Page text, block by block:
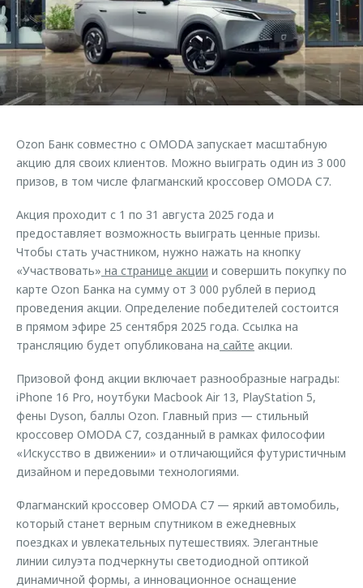
Страхование
Кредитный калькулятор
Аксессуары
Одежда и сувениры
Запчасти
Трейд-ин
Калькулятор трейд-ин
Клиентская поддержка
O&J Автоклуб
Клуб владельцев OMODA
Приложение O&J
Одежда и сувениры
Оригинальные аксессуары
Запчасти
Обратная связь
Ozon Банк совместно с OMODA запускает масштабную
акцию для своих клиентов. Можно выиграть один из 3 000
призов, в том числе флагманский кроссовер OMODA C7.
Акция проходит с 1 по 31 августа 2025 года и
предоставляет возможность выиграть ценные призы.
Чтобы стать участником, нужно нажать на кнопку
«Участвовать» на странице акции и совершить покупку по
карте Ozon Банка на сумму от 3 000 рублей в период
проведения акции. Определение победителей состоится
в прямом эфире 25 сентября 2025 года. Ссылка на
трансляцию будет опубликована на сайте акции.
Призовой фонд акции включает разнообразные награды:
iPhone 16 Pro, ноутбуки Macbook Air 13, PlayStation 5,
фены Dyson, баллы Ozon. Главный приз — стильный
кроссовер OMODA C7, созданный в рамках философии
«Искусство в движении» и отличающийся футуристичным
дизайном и передовыми технологиями.
Флагманский кроссовер OMODA C7 — яркий автомобиль,
который станет верным спутником в ежедневных
поездках и увлекательных путешествиях. Элегантные
линии силуэта подчеркнуты светодиодной оптикой
динамичной формы, а инновационное оснащение